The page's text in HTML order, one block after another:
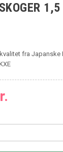
fra Japanske